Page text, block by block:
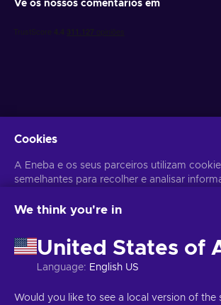
Vê os nossos comentários em
Poderás anular a subscrição a qualquer altura.
Copyright © 2026 Eneba. Todos os direitos
Cookies
A Eneba e os seus parceiros utilizam
semelhantes para recolher e analisar
para melhorar o conteúdo, a publicidade e
utilizados para a personalização de anúncios.
Ao clicar em 'Aceitar tudo', está a consentir
destas tecnologias pela Eneba e pelos seus
Para mais informações sobre a forma como
We think you're in
United States of
Language: English US
Would you like to see a local version of the